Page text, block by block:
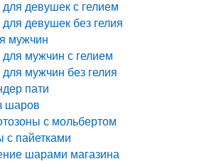
девушек с гелием
девушек без гелия
мужчин
мужчин с гелием
мужчин без гелия
пати
шаров
с мольбертом
с пайетками
шарами магазина